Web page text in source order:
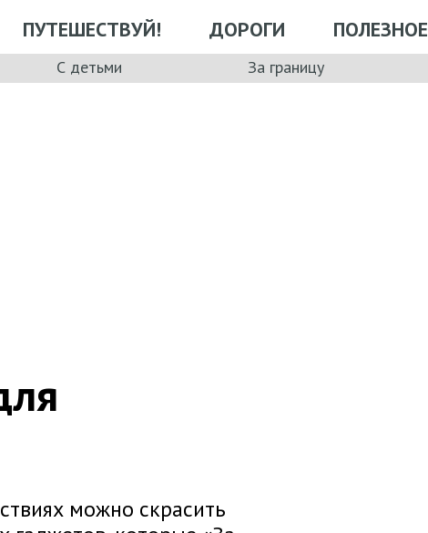
ПУТЕШЕСТВУЙ! ДОРОГИ ПОЛЕЗНОЕ
С детьми За границу
можно скрасить